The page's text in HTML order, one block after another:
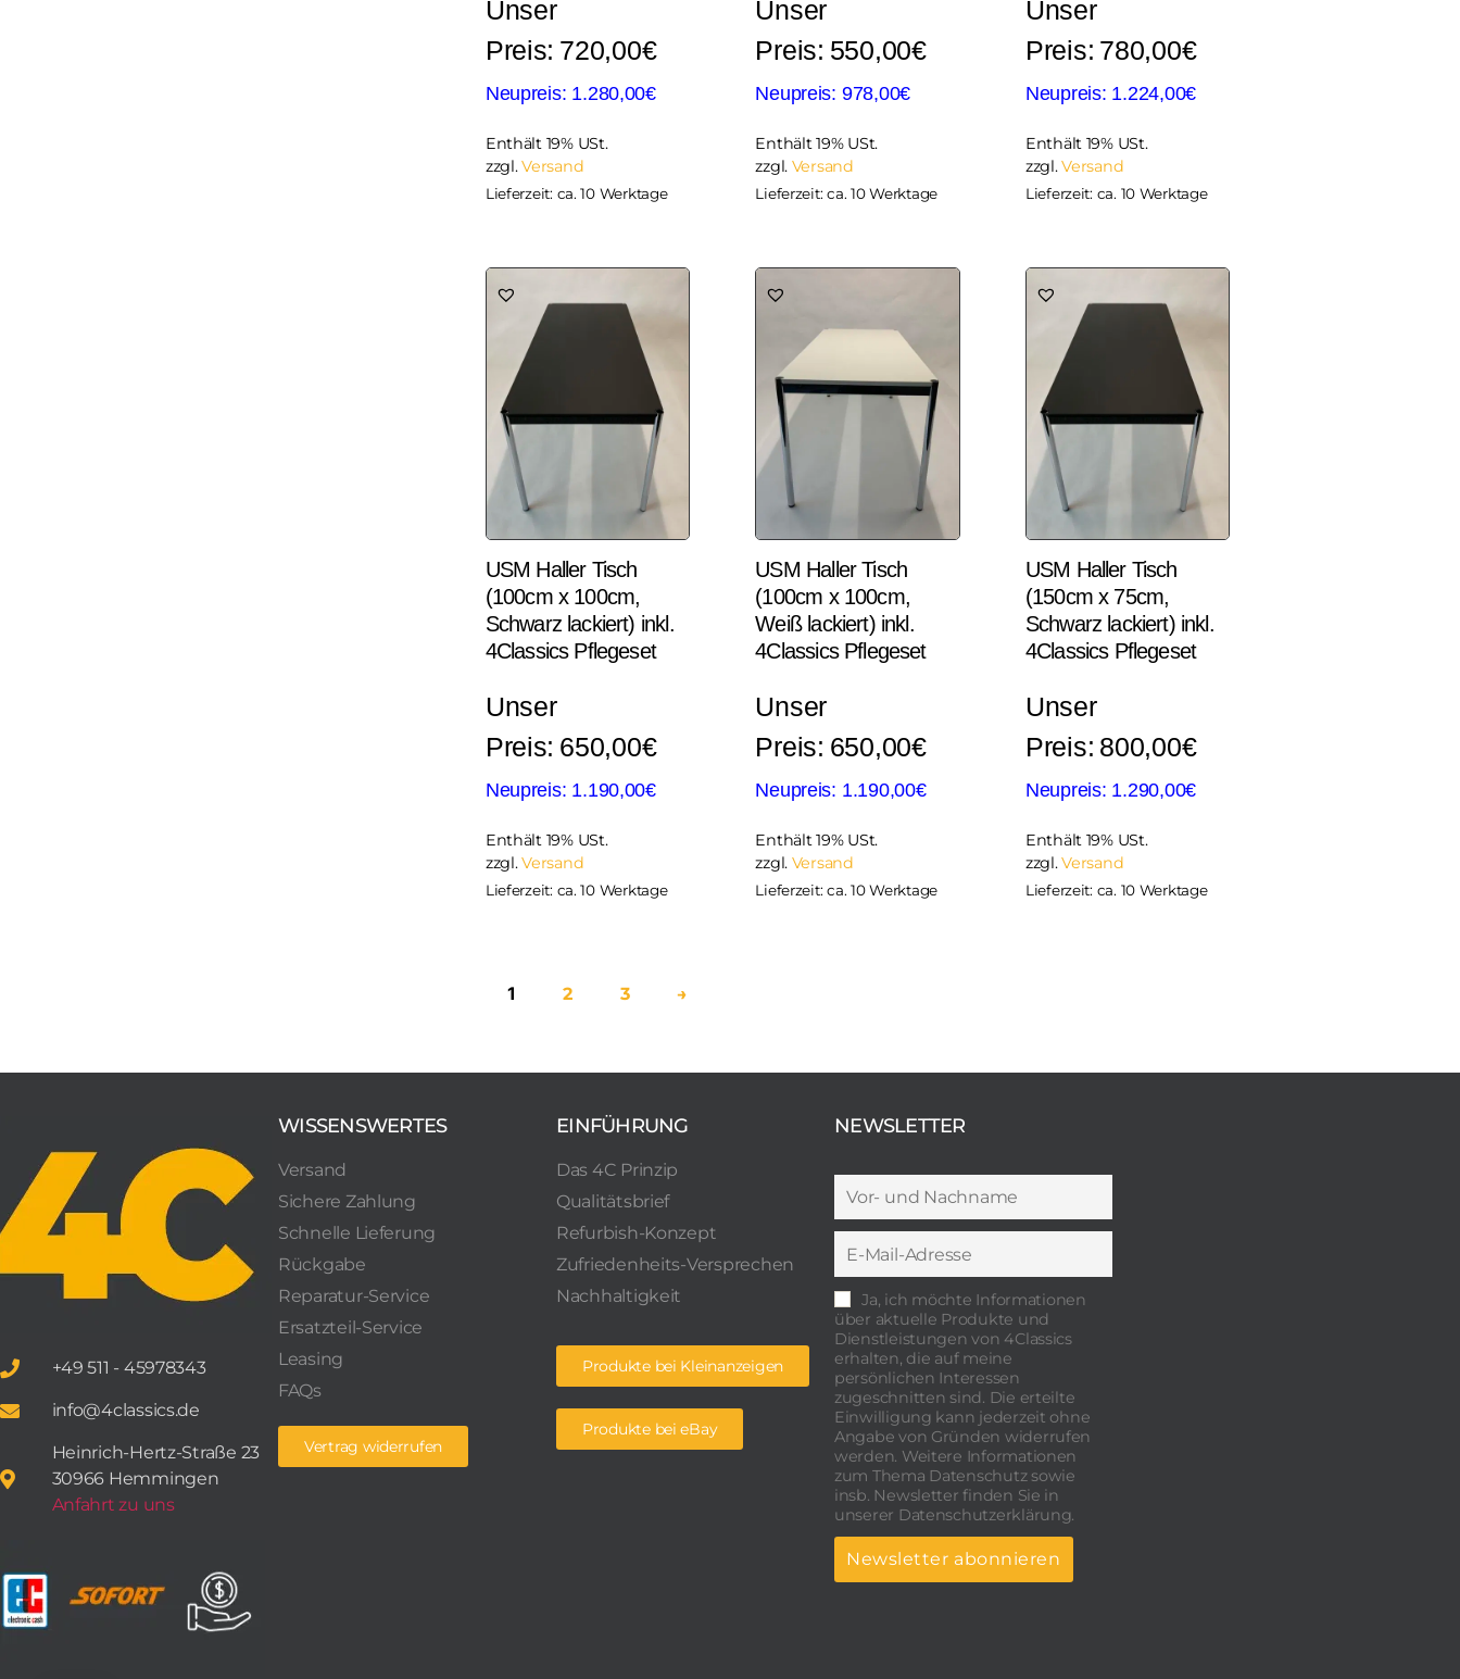
720,00€
1.280,00€
Enthält 19% USt.
zzgl.Versand
Lieferzeit: ca. 10 Werktage
550,00€
978,00€
Enthält 19% USt.
zzgl. Versand
Lieferzeit: ca. 10 Werktage
780,00€
1.224,00€
Enthält 19% USt.
zzgl.Versand
Lieferzeit: ca. 10 Werktage
USM Haller Tisch
(100cm x 100cm,
Schwarz lackiert) inkl.
4Classics Pflegeset
650,00€
1.190,00€
Enthält 19% USt.
zzgl.Versand
Lieferzeit: ca. 10 Werktage
USM Haller Tisch
(100cm x 100cm,
Weiß lackiert) inkl.
4Classics Pflegeset
650,00€
1.190,00€
Enthält 19% USt.
zzgl. Versand
Lieferzeit: ca. 10 Werktage
USM Haller Tisch
(150cm x 75cm,
Schwarz lackiert) inkl.
4Classics Pflegeset
800,00€
1.290,00€
Enthält 19% USt.
zzgl.Versand
Lieferzeit: ca. 10 Werktage
1 2 3 →
+49 511 - 45978343
info@4classics.de
Heinrich-Hertz-Straße 23
30966 Hemmingen
Anfahrt zu uns
WISSENSWERTES
Versand
Sichere Zahlung
Schnelle Lieferung
Rückgabe
Reparatur-Service
Ersatzteil-Service
Leasing
FAQs
Vertrag widerrufen
EINFÜHRUNG
Das 4C Prinzip
Qualitätsbrief
Refurbish-Konzept
Zufriedenheits-Versprechen
Nachhaltigkeit
Produkte bei Kleinanzeigen
Produkte bei eBay
NEWSLETTER
Ja, ich möchte Informationen
über aktuelle Produkte und
Dienstleistungen von 4Classics
erhalten, die auf meine
persönlichen Interessen
zugeschnitten sind. Die erteilte
Einwilligung kann jederzeit ohne
Angabe von Gründen widerrufen
werden. Weitere Informationen
zum Thema Datenschutz sowie
insb. Newsletter finden Sie in
unserer Datenschutzerklärung.